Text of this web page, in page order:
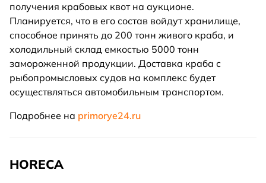
получения крабовых квот на аукционе.
Планируется, что в его состав войдут хранилище,
способное принять до 200 тонн живого краба, и
холодильный склад емкостью 5000 тонн
замороженной продукции. Доставка краба с
рыбопромысловых судов на комплекс будет
осуществляться автомобильным транспортом.
Подробнее на primorye24.ru
HORECA